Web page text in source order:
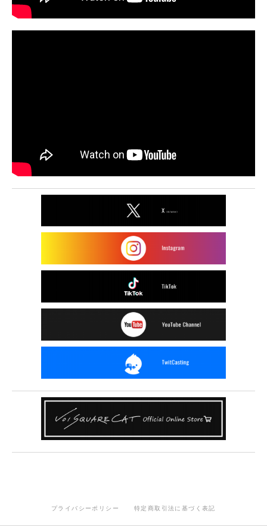
プライバシーポリシー 特定商取引法に基づく表記